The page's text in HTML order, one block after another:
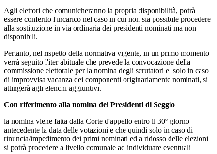
Agli elettori che comunicheranno la propria disponibilità, potrà
essere conferito l'incarico nel caso in cui non sia possibile procedere
alla sostituzione in via ordinaria dei presidenti nominati ma non
disponibili.
Pertanto, nel rispetto della normativa vigente, in un primo momento
verrà seguito l'iter abituale che prevede la convocazione della
commissione elettorale per la nomina degli scrutatori e, solo in caso
di improvvisa vacanza dei componenti originariamente nominati, si
attingerà agli elenchi aggiuntivi.
Con riferimento alla nomina dei Presidenti di Seggio
la nomina viene fatta dalla Corte d'appello entro il 30º giorno
antecedente la data delle votazioni e che quindi solo in caso di
rinuncia/impedimento dei primi nominati ed a ridosso delle elezioni
si potrà procedere a livello comunale ad individuare eventuali